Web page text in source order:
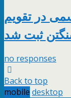
در تقویم
ثبت شد
no responses
Back to top
mobile desktop